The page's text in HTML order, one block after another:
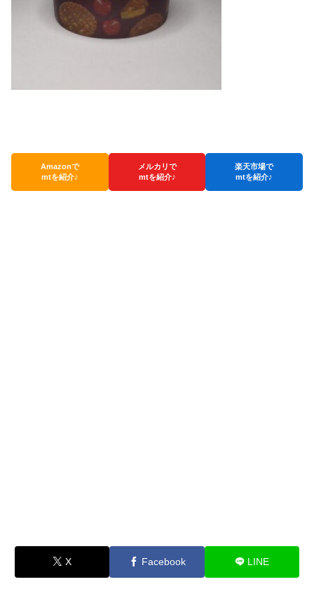
Amazonで
mtを紹介♪
メルカリで
mtを紹介♪
楽天市場で
mtを紹介♪
X Facebook LINE